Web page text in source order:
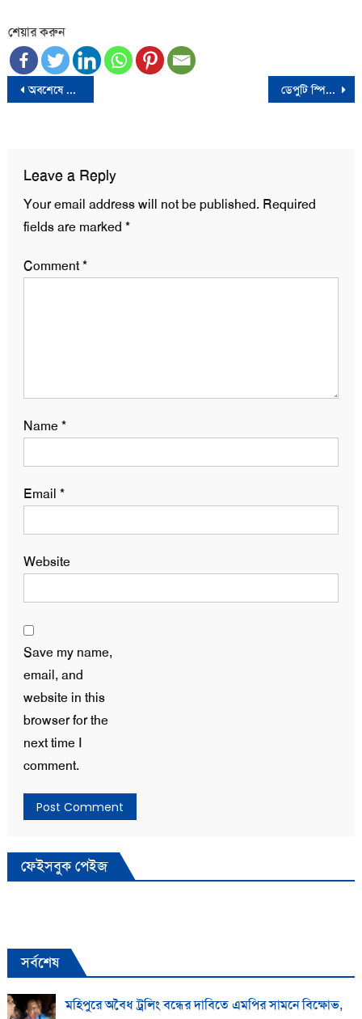
শেয়ার করুন
Post
অবশেষে উপসচিব পদে পদোন্নতি পেলেন সেই সারোয়ার আলম ডেপুটি স্পিকার টুকু ও পলক গ্রেফতার
Leave a Reply
Your email address will not be published. Required
fields are marked *
Comment*
Name*
Email *
Website
Save my name,
email, and
website in this
browser for the
next time I
comment.
ফেইসবুক পেইজ
সর্বশেষ
মহিপুরে অবৈধ ট্রলিং বন্ধের দাবিতে এমপির সামনে বিক্ষোভ,